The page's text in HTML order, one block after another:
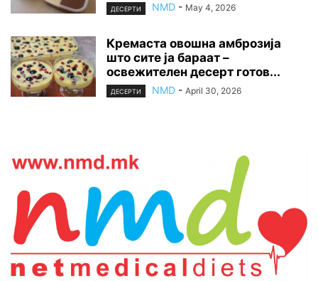
ДЕСЕРТИ NMD - May 4, 2026
Кремаста овошна амброзија
што сите ја бараат –
освежителен десерт готов...
ДЕСЕРТИ NMD - April 30, 2026